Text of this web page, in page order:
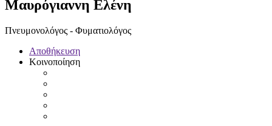
Μαυρόγιαννη Ελένη
Πνευμονολόγος - Φυματιολόγος
Αποθήκευση
Κοινοποίηση